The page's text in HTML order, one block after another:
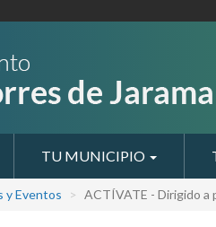
TU MUNICIPIO
y Eventos ACTÍVATE - Dirigido a